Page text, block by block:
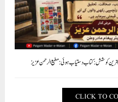
کوشش : کتاب دستیاب ہوئی : مطیع الرحمن عزیز
CLICK TO